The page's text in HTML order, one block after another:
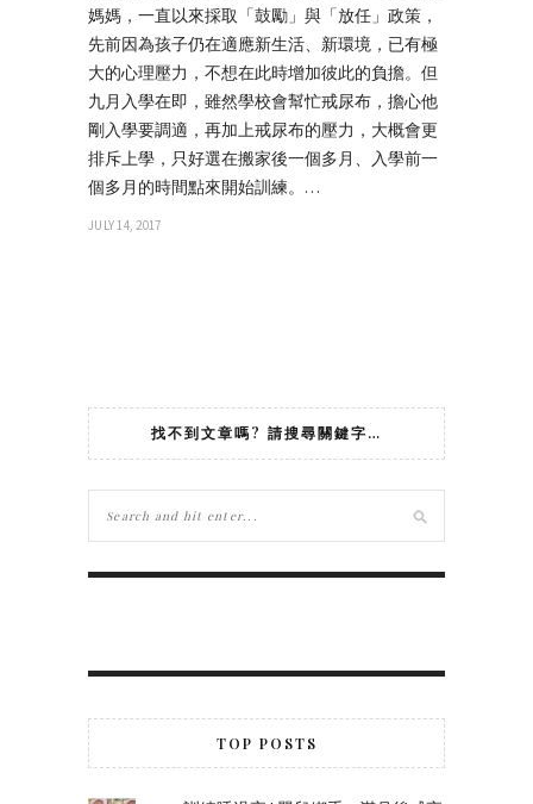
媽媽，一直以來採取「鼓勵」與「放任」政策，
先前因為孩子仍在適應新生活、新環境，已有極
大的心理壓力，不想在此時增加彼此的負擔。但
九月入學在即，雖然學校會幫忙戒尿布，擔心他
剛入學要調適，再加上戒尿布的壓力，大概會更
排斥上學，只好選在搬家後一個多月、入學前一
個多月的時間點來開始訓練。…
JULY 14, 2017
找不到文章嗎? 請搜尋關鍵字…
TOP POSTS